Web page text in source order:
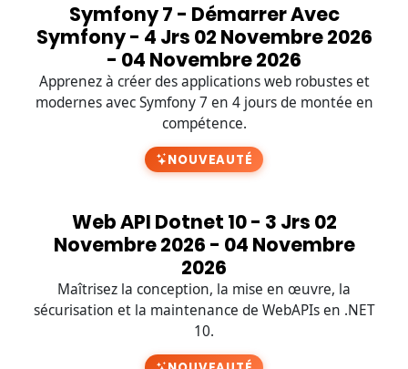
Symfony 7 - Démarrer Avec
Symfony - 4 Jrs 02 Novembre 2026
- 04 Novembre 2026
Apprenez à créer des applications web robustes et
modernes avec Symfony 7 en 4 jours de montée en
compétence.
NOUVEAUTÉ
Web API Dotnet 10 - 3 Jrs 02
Novembre 2026 - 04 Novembre
2026
Maîtrisez la conception, la mise en œuvre, la
sécurisation et la maintenance de WebAPIs en .NET
10.